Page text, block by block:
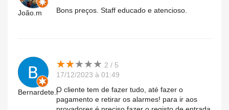
João.m
Bons preços. Staff educado e atencioso.
Bernardete.l
★★★★★
★★★★★ 2 / 5
17/12/2023 à 01:49
O cliente tem de fazer tudo, até fazer o
pagamento e retirar os alarmes! para ir aos